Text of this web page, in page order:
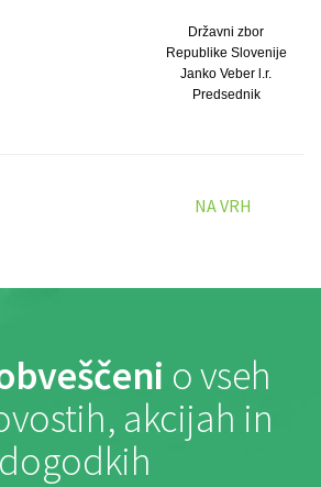
Državni zbor
Republike Slovenije
Janko Veber l.r.
Predsednik
NA VRH
o vseh
akcijah in
dogodkih